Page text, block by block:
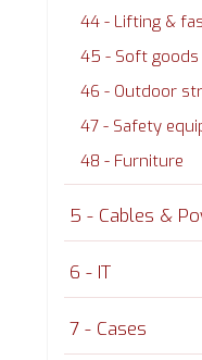
44 - Lifting &
45 - Soft goods
46 - Outdoor
47 - Safety
48 - Furniture
5 - Cables &
6 - IT
7 - Cases